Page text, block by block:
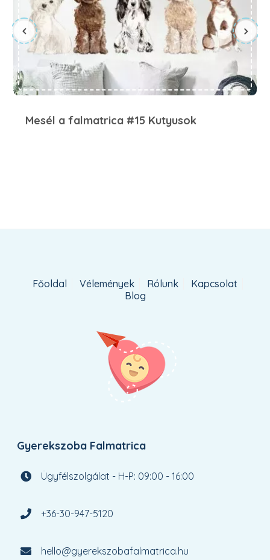
Mesél a falmatrica #15 Kutyusok
Főoldal Vélemények Rólunk
Kapcsolat
Blog
Gyerekszoba Falmatrica
Ügyfélszolgálat - H-P: 09:00 - 16:00
+36-30-947-5120
hello@gyerekszobafalmatrica.hu